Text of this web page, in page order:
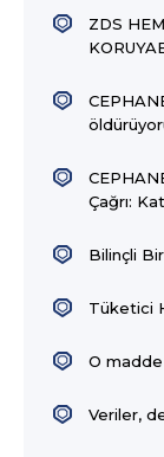
ZDS
Çağrı:
Bilinçli
Tüketici
O madde
Veriler,